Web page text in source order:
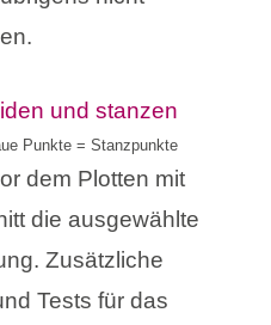
Punkte = Stanzpunkte
dem Plotten mit
die ausgewählte
Zusätzliche
Tests für das